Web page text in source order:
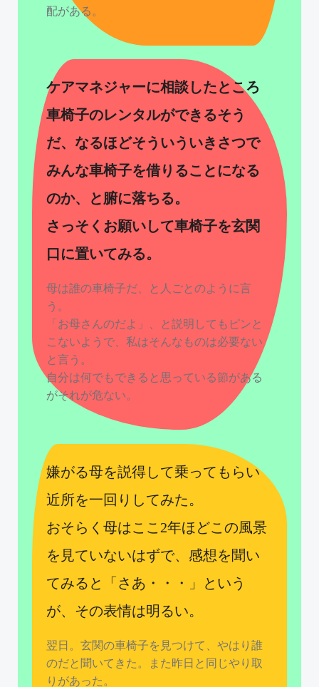
配がある。
ケアマネジャーに相談したところ
車椅子のレンタルができるそう
だ、なるほどそういういきさつで
みんな車椅子を借りることになる
のか、と腑に落ちる。
さっそくお願いして車椅子を玄関
口に置いてみる。
母は誰の車椅子だ、と人ごとのように言
う。
「お母さんのだよ」、と説明してもピンと
こないようで、私はそんなものは必要ない
と言う。
自分は何でもできると思っている節がある
がそれが危ない。
嫌がる母を説得して乗ってもらい
近所を一回りしてみた。
おそらく母はここ2年ほどこの風景
を見ていないはずで、感想を聞い
てみると「さあ・・・」という
が、その表情は明るい。
翌日。玄関の車椅子を見つけて、やはり誰
のだと聞いてきた。また昨日と同じやり取
りがあった。